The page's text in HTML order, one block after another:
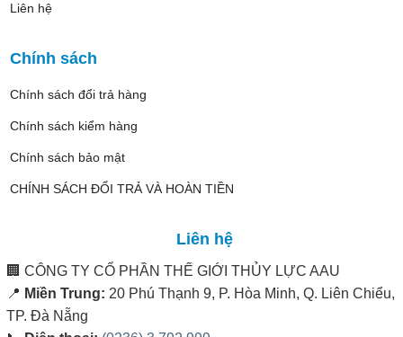
Liên hệ
Chính sách
Chính sách đổi trả hàng
Chính sách kiểm hàng
Chính sách bảo mật
CHÍNH SÁCH ĐỔI TRẢ VÀ HOÀN TIỀN
Liên hệ
🏢 CÔNG TY CỔ PHẦN THẾ GIỚI THỦY LỰC AAU
📍 Miền Trung: 20 Phú Thạnh 9, P. Hòa Minh, Q. Liên Chiểu,
TP. Đà Nẵng